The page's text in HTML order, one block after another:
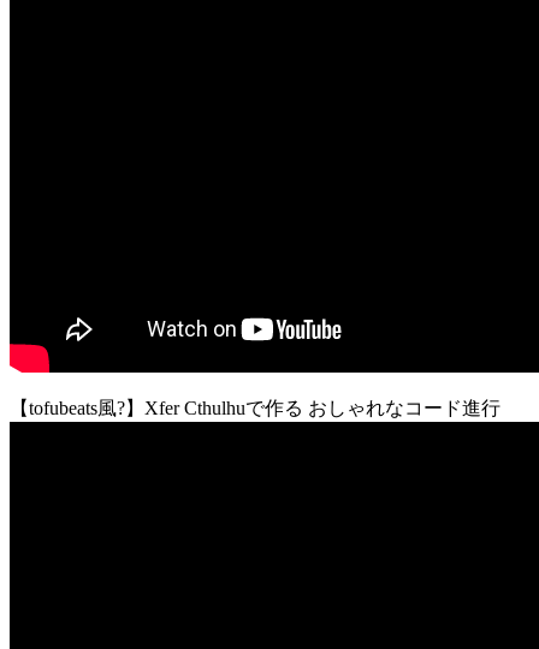
【tofubeats風?】Xfer Cthulhuで作る おしゃれなコード進行